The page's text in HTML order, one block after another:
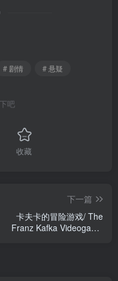
# 剧情 # 悬疑
吧
收藏
下一篇
卡夫卡的冒险游戏/ The
Franz Kafka Videogame